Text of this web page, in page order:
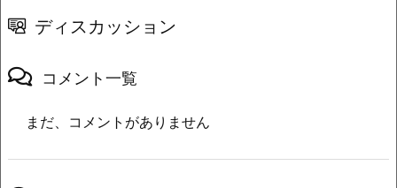
ディスカッション
コメント一覧
まだ、コメントがありません